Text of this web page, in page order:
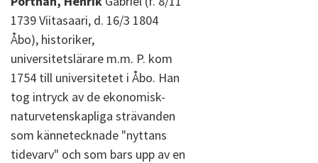
1739 Viitasaari, d. 16/3 1804
Åbo), historiker,
universitetslärare m.m. P. kom
1754 till universitetet i Åbo. Han
tog intryck av de ekonomisk-
naturvetenskapliga strävanden
som kännetecknade "nyttans
tidevarv" och som bars upp av en